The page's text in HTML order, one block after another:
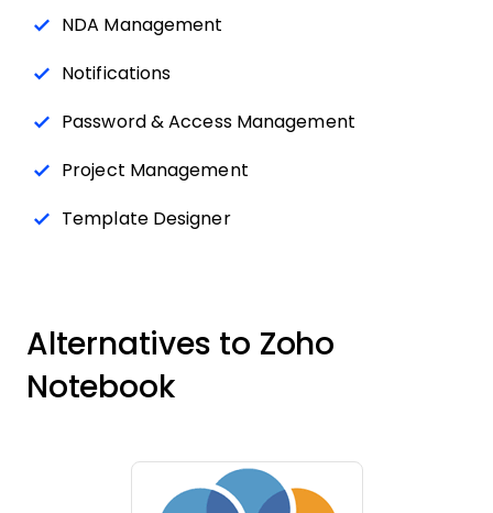
NDA Management
Notifications
Password & Access Management
Project Management
Template Designer
Alternatives to Zoho
Notebook